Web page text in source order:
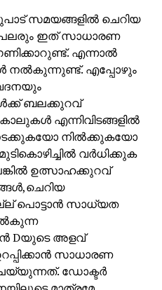
സമയങ്ങളിൽ ചെറിയ
പലരും ഇത് സാധാരണ
എന്നാൽ
നൽകുന്നുണ്ട്. എപ്പോഴും
ബലക്കുറവ്
എന്നിവിടങ്ങളിൽ
നിൽക്കുകയോ
വർധിക്കുക
ഉത്സാഹക്കുറവ്
പൊട്ടാൻ സാധ്യത
Dയുടെ അളവ്
സാധാരണ
ഡോക്ടർ